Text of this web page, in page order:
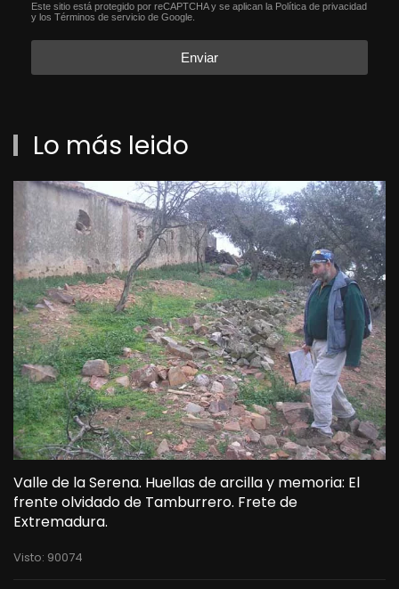
reCAPTCHA*
Este sitio está protegido por reCAPTCHA y se aplican la Política de privacidad
y los Términos de servicio de Google.
Enviar
Lo más leido
Valle de la Serena. Huellas de arcilla y memoria: El
frente olvidado de Tamburrero. Frete de
Extremadura.
Visto: 90074